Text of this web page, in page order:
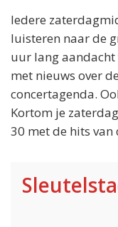
Iedere
luisteren naar de
uur lang
met nieuws over
concertagenda.
Kortom je
30 met de hits van